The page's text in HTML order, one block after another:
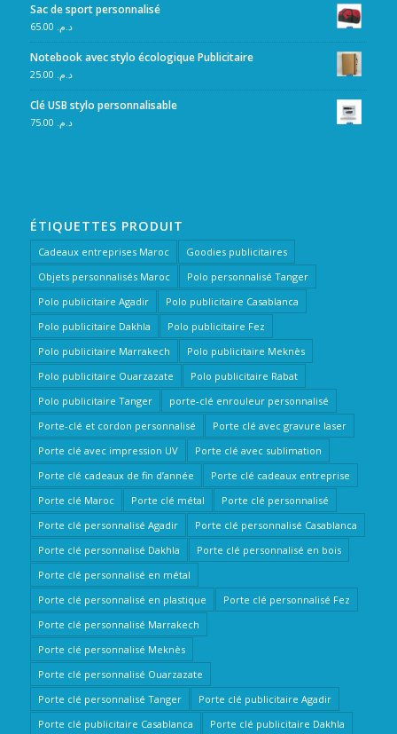
Sac de sport personnalisé
د.م.
Notebook avec stylo écologique Publicitaire
د.م.
Clé USB stylo personnalisable
د.م.
ÉTIQUETTES PRODUIT
Cadeaux entreprises Maroc
Goodies publicitaires
Objets personnalisés Maroc
Polo personnalisé Tanger
Polo publicitaire Agadir
Polo publicitaire Casablanca
Polo publicitaire Dakhla
Polo publicitaire Fez
Polo publicitaire Marrakech
Polo publicitaire Meknès
Polo publicitaire Ouarzazate
Polo publicitaire Rabat
Polo publicitaire Tanger
porte-clé enrouleur personnalisé
Porte-clé et cordon personnalisé
Porte clé avec gravure laser
Porte clé avec impression UV
Porte clé avec sublimation
Porte clé cadeaux de fin d’année
Porte clé cadeaux entreprise
Porte clé Maroc
Porte clé métal
Porte clé personnalisé
Porte clé personnalisé Agadir
Porte clé personnalisé Casablanca
Porte clé personnalisé Dakhla
Porte clé personnalisé en bois
Porte clé personnalisé en métal
Porte clé personnalisé en plastique
Porte clé personnalisé Fez
Porte clé personnalisé Marrakech
Porte clé personnalisé Meknès
Porte clé personnalisé Ouarzazate
Porte clé personnalisé Tanger
Porte clé publicitaire Agadir
Porte clé publicitaire Casablanca
Porte clé publicitaire Dakhla